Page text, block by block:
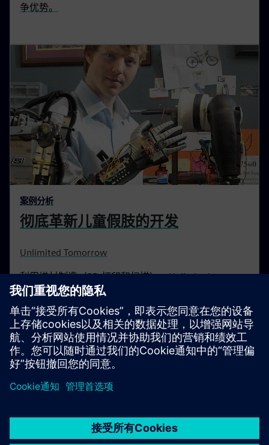
争优势。
案例分析
彻底革新儿童假肢的开发
Unlimited Tomorrow
利用增材制造（3D 打印和扫描），Unlimited
Tomorrow 将传统假肢的成本降低了90％，同时提高
了质量并加快了交付速度。